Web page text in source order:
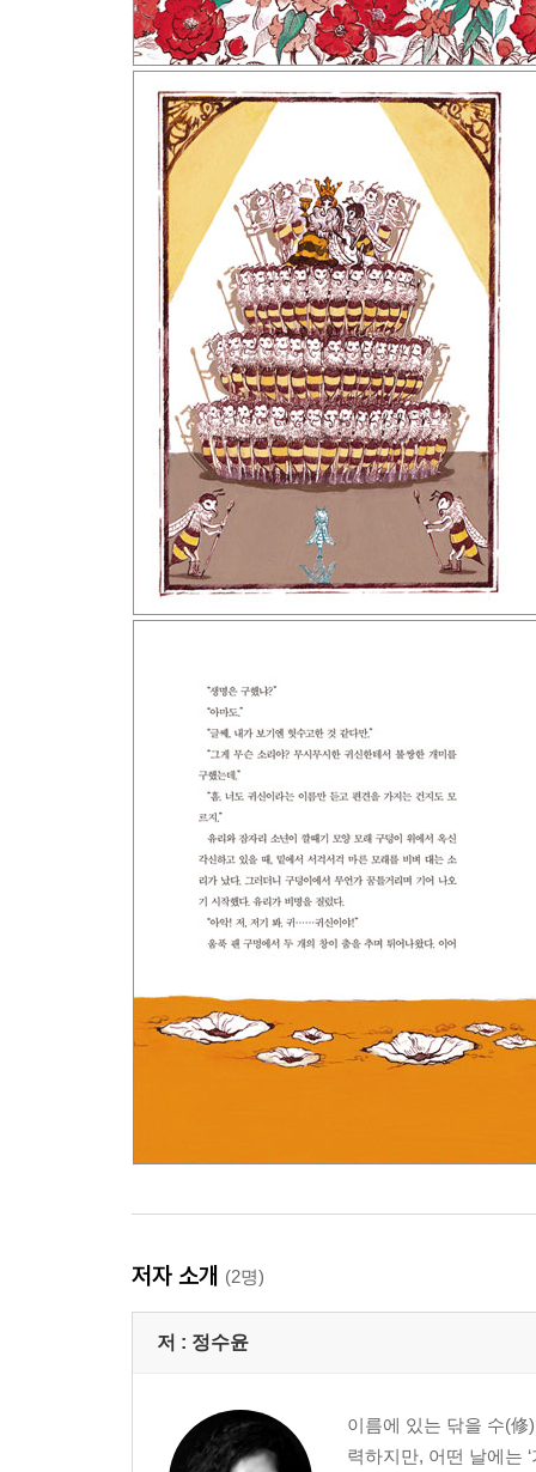
저자 소개 (2명)
저 : 정수윤
이름에 있는 닦을 수(修
력하지만, 어떤 날에는